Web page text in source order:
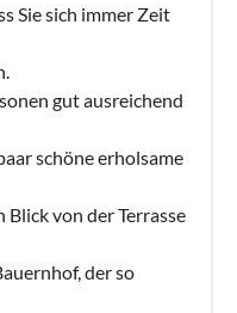
Sie sich immer Zeit
gut ausreichend
schöne erholsame
Blick von der Terrasse
der so